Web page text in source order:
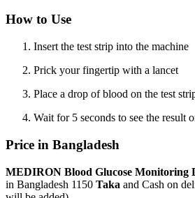
How to Use
Insert the test strip into the machine
Prick your fingertip with a lancet
Place a drop of blood on the test
Wait for 5 seconds to see the result
Price in Bangladesh
MEDIRON Blood Glucose Monitoring
in Bangladesh 1150 Taka and Cash on